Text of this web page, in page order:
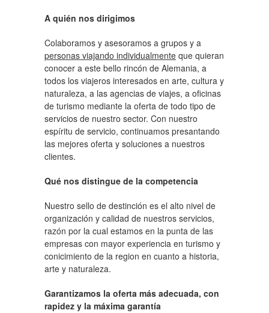
A quién nos dirigimos
Colaboramos y asesoramos a grupos y a
personas viajando individualmente que quieran
conocer a este bello rincón de Alemania, a
todos los viajeros interesados en arte, cultura y
naturaleza, a las agencias de viajes, a oficinas
de turismo mediante la oferta de todo tipo de
servicios de nuestro sector. Con nuestro
espíritu de servicio, continuamos presantando
las mejores oferta y soluciones a nuestros
clientes.
Qué nos distingue de la competencia
Nuestro sello de destinción es el alto nivel de
organización y calidad de nuestros servicios,
razón por la cual estamos en la punta de las
empresas con mayor experiencia en turismo y
conicimiento de la region en cuanto a historia,
arte y naturaleza.
Garantizamos la oferta más adecuada, con
rapidez y la máxima garantía